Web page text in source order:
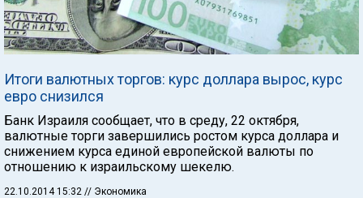
Итоги валютных торгов: курс доллара вырос, курс
евро снизился
Банк Израиля сообщает, что в среду, 22 октября,
валютные торги завершились ростом курса доллара и
снижением курса единой европейской валюты по
отношению к израильскому шекелю.
22.10.2014 15:32 // Экономика